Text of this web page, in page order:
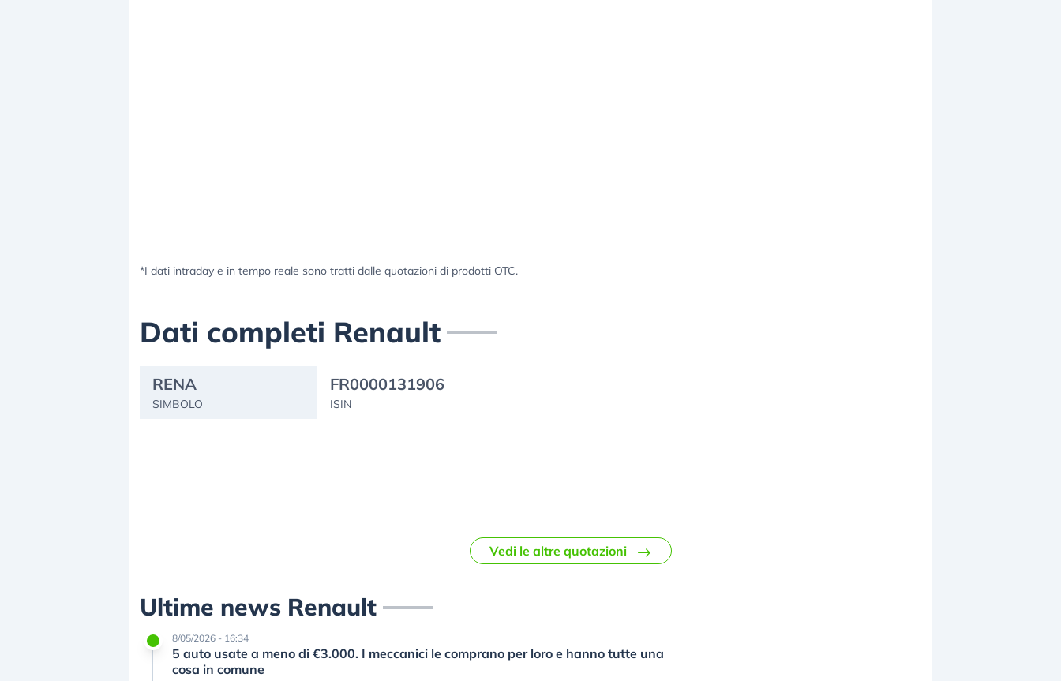
*I dati intraday e in tempo reale sono tratti dalle quotazioni di prodotti OTC.
Dati completi Renault
RENA
SIMBOLO
FR0000131906
ISIN
Vedi le altre quotazioni
Ultime news Renault
8/05/2026 - 16:34
5 auto usate a meno di €3.000. I meccanici le comprano per loro e hanno tutte una
cosa in comune